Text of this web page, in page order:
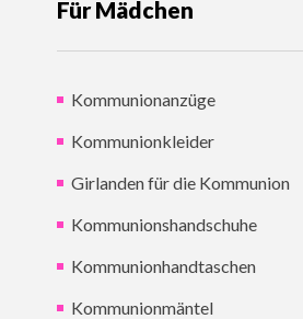
Für Mädchen
Kommunionanzüge
Kommunionkleider
Girlanden für die Kommunion
Kommunionshandschuhe
Kommunionhandtaschen
Kommunionmäntel